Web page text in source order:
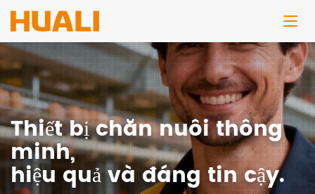
Thiết bị chăn nuôi thông
minh,
hiệu quả và đáng tin cậy.